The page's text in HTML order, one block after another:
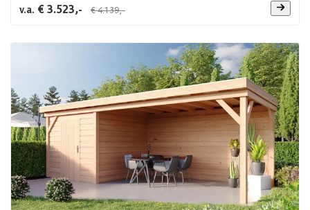
v.a. € 3.523,- € 4.139,-